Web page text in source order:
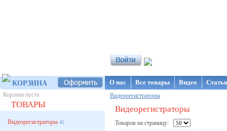
КОРЗИНА
Корзина пуста
ТОВАРЫ
Видеорегистраторы 45
О нас Все товары Видео
Видеорегистраторы
Видеорегистраторы
Товаров на страницу: